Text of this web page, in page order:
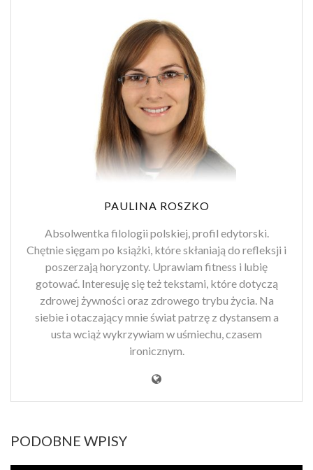
PAULINA ROSZKO
Absolwentka filologii polskiej, profil edytorski.
Chętnie sięgam po książki, które skłaniają do refleksji i
poszerzają horyzonty. Uprawiam fitness i lubię
gotować. Interesuję się też tekstami, które dotyczą
zdrowej żywności oraz zdrowego trybu życia. Na
siebie i otaczający mnie świat patrzę z dystansem a
usta wciąż wykrzywiam w uśmiechu, czasem
ironicznym.
PODOBNE WPISY